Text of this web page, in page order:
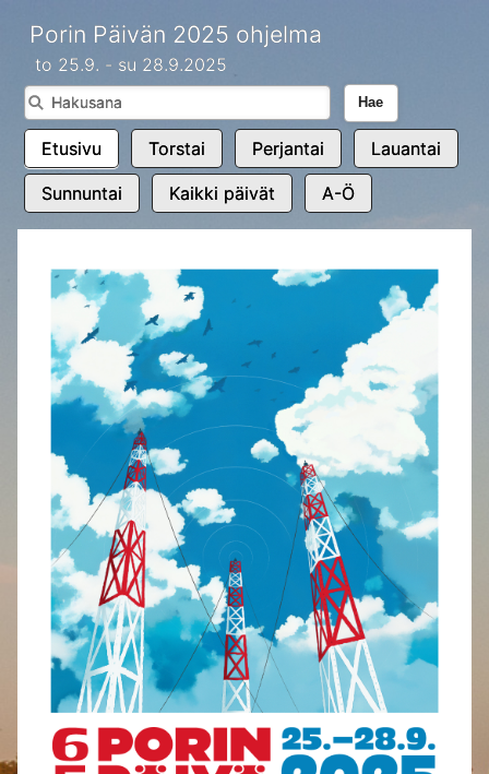
Porin Päivän 2025 ohjelma
to 25.9. - su 28.9.2025
Hae
Etusivu Torstai Perjantai Lauantai
Sunnuntai Kaikki päivät A-Ö